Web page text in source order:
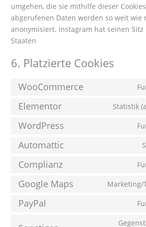
umgehen, die sie mithilfe dieser
abgerufenen Daten werden so weit wie
anonymisiert. Instagram hat seinen
Staaten
6. Platzierte Cookies
WooCommerce
Elementor Statistik
WordPress
Automattic
Complianz
Google Maps Marketing/
PayPal